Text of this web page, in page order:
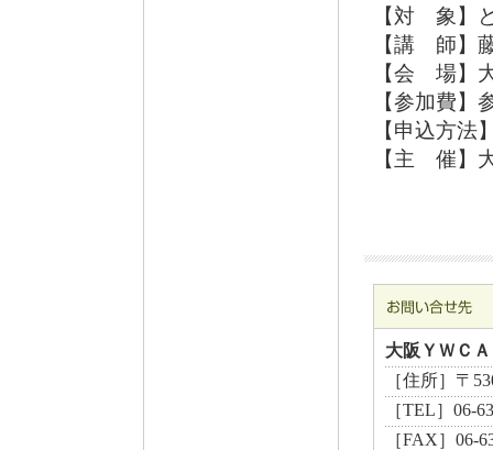
【対 象】
【講 師】
【会 場】
【参加費】
【申込方法
【主 催】
大阪ＹＷＣＡ
［住所］〒
［TEL］06-
［FAX］06-